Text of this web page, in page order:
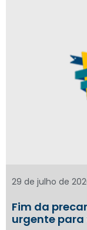
Fim da
urgente
29 de julho de